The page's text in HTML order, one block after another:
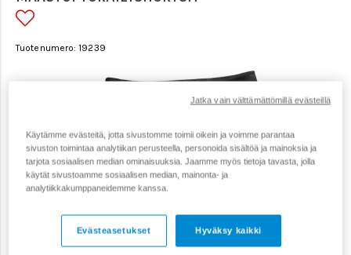
Tuotenumero: 19239
Tarjous
Käytämme evästeitä, jotta sivustomme toimii oikein ja voimme parantaa
sivuston toimintaa analytiikan perusteella, personoida sisältöä ja mainoksia ja
tarjota sosiaalisen median ominaisuuksia. Jaamme myös tietoja tavasta, jolla
käytät sivustoamme sosiaalisen median, mainonta- ja
analytiikkakumppaneidemme kanssa.
Hyväksy kaikki
Evästeasetukset
Jatka vain välttämättömillä evästeillä